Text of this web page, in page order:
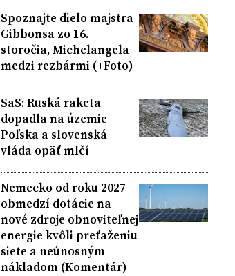
Spoznajte dielo majstra
Gibbonsa zo 16.
storočia, Michelangela
medzi rezbármi (+Foto)
SaS: Ruská raketa
dopadla na územie
Poľska a slovenská
vláda opäť mlčí
Nemecko od roku 2027
obmedzí dotácie na
nové zdroje obnoviteľnej
energie kvôli preťaženiu
siete a neúnosným
nákladom (Komentár)